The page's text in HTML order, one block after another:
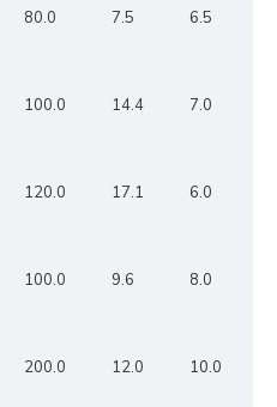
80.0 7.5 6.5
100.0 14.4 7.0
120.0 17.1 6.0
100.0 9.6 8.0
200.0 12.0 10.0